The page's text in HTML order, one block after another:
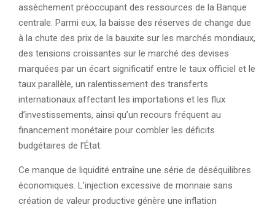
assèchement préoccupant des ressources de la Banque
centrale. Parmi eux, la baisse des réserves de change due
à la chute des prix de la bauxite sur les marchés mondiaux,
des tensions croissantes sur le marché des devises
marquées par un écart significatif entre le taux officiel et le
taux parallèle, un ralentissement des transferts
internationaux affectant les importations et les flux
d’investissements, ainsi qu’un recours fréquent au
financement monétaire pour combler les déficits
budgétaires de l’État.
Ce manque de liquidité entraîne une série de déséquilibres
économiques. L’injection excessive de monnaie sans
création de valeur productive génère une inflation